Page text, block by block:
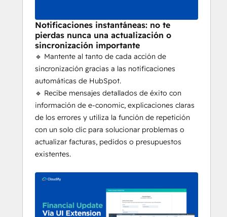
Notificaciones instantáneas: no te
pierdas nunca una actualización o
sincronización importante
🔹 Mantente al tanto de cada acción de
sincronización gracias a las notificaciones
automáticas de HubSpot.
🔹 Recibe mensajes detallados de éxito con
información de e-conomic, explicaciones claras
de los errores y utiliza la función de repetición
con un solo clic para solucionar problemas o
actualizar facturas, pedidos o presupuestos
existentes.